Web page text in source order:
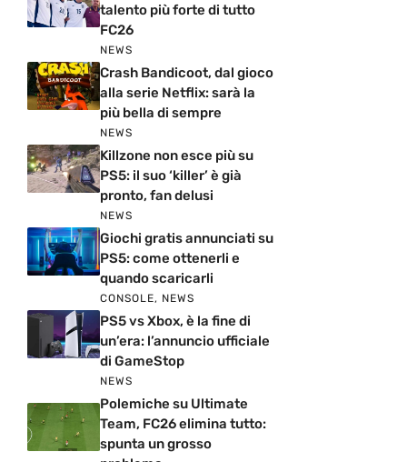
talento più forte di tutto
FC26
NEWS
Crash Bandicoot, dal gioco
alla serie Netflix: sarà la
più bella di sempre
NEWS
Killzone non esce più su
PS5: il suo ‘killer’ è già
pronto, fan delusi
NEWS
Giochi gratis annunciati su
PS5: come ottenerli e
quando scaricarli
CONSOLE, NEWS
PS5 vs Xbox, è la fine di
un’era: l’annuncio ufficiale
di GameStop
NEWS
Polemiche su Ultimate
Team, FC26 elimina tutto:
spunta un grosso